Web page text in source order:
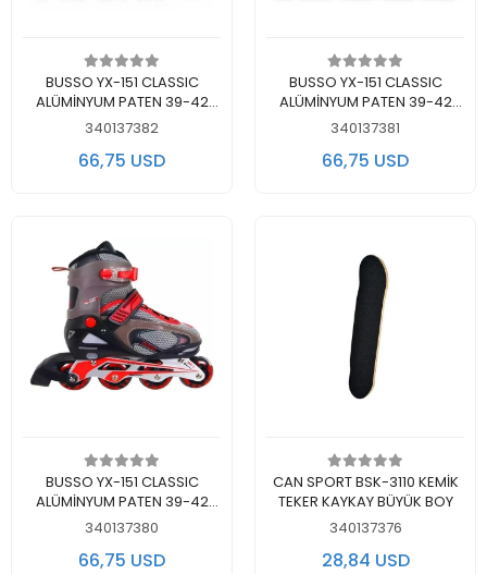
Add to cart
BUSSO YX-151 CLASSIC
ALÜMİNYUM PATEN 39-42
NUMARA SİYAH
340137382
66,75 USD
Add to cart
BUSSO YX-151 CLASSIC
ALÜMİNYUM PATEN 39-42
NUMARA SARI
340137381
66,75 USD
Add to cart
BUSSO YX-151 CLASSIC
ALÜMİNYUM PATEN 39-42
NUMARA KIRMIZI
340137380
66,75 USD
Add to cart
CAN SPORT BSK-3110 KEMİK
TEKER KAYKAY BÜYÜK BOY
340137376
28,84 USD